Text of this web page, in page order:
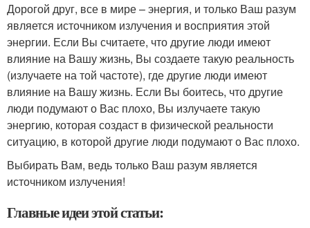
Дорогой друг, все в мире – энергия, и только Ваш разум
является источником излучения и восприятия этой
энергии. Если Вы считаете, что другие люди имеют
влияние на Вашу жизнь, Вы создаете такую реальность
(излучаете на той частоте), где другие люди имеют
влияние на Вашу жизнь. Если Вы боитесь, что другие
люди подумают о Вас плохо, Вы излучаете такую
энергию, которая создаст в физической реальности
ситуацию, в которой другие люди подумают о Вас плохо.
Выбирать Вам, ведь только Ваш разум является
источником излучения!
Главные идеи этой статьи: